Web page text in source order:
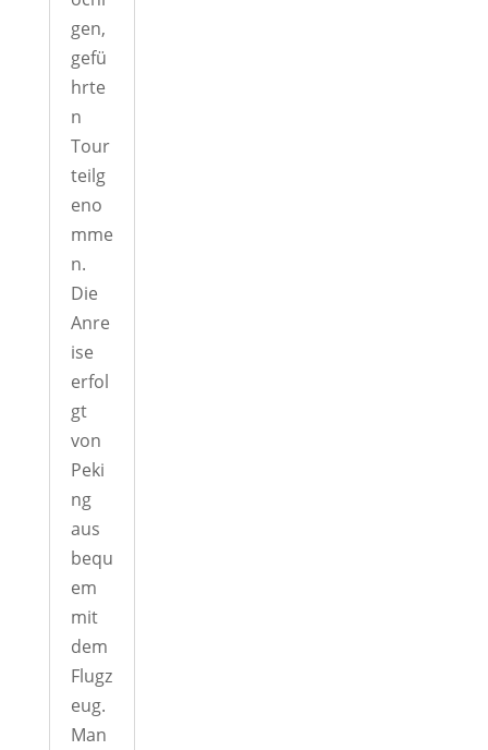
gen,
gefü
hrte
n
Tour
teilg
eno
mme
n.
Die
Anre
ise
erfol
gt
von
Peki
ng
aus
bequ
em
mit
dem
Flugz
eug.
Man